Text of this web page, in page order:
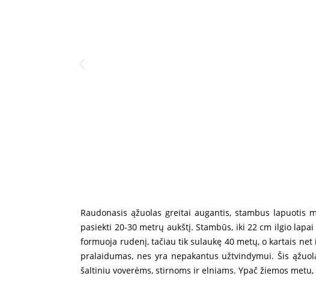
Raudonasis ąžuolas greitai augantis, stambus lapuotis
pasiekti 20-30 metrų aukštį. Stambūs, iki 22 cm ilgio
formuoja rudenį, tačiau tik sulaukę 40 metų, o kartais
pralaidumas, nes yra nepakantus užtvindymui. Šis
šaltiniu voverėms, stirnoms ir elniams. Ypač žiemos